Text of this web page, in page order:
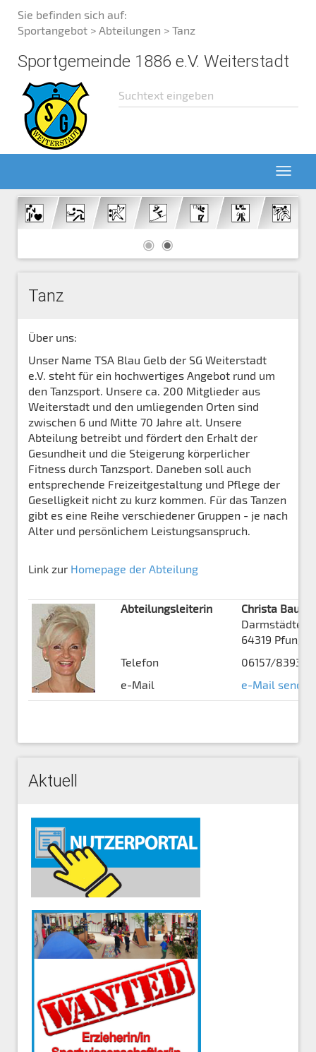
Sie befinden sich auf:
Sportangebot > Abteilungen > Tanz
Sportgemeinde 1886 e.V. Weiterstadt
Tanz
Über uns:
Unser Name TSA Blau Gelb der SG Weiterstadt
e.V. steht für ein hochwertiges Angebot rund um
den Tanzsport. Unsere ca. 200 Mitglieder aus
Weiterstadt und den umliegenden Orten sind
zwischen 6 und Mitte 70 Jahre alt. Unsere
Abteilung betreibt und fördert den Erhalt der
Gesundheit und die Steigerung körperlicher
Fitness durch Tanzsport. Daneben soll auch
entsprechende Freizeitgestaltung und Pflege der
Geselligkeit nicht zu kurz kommen. Für das Tanzen
gibt es eine Reihe verschiedener Gruppen - je nach
Alter und persönlichem Leistungsanspruch.
Link zur Homepage der Abteilung
Abteilungsleiterin
Telefon
e-Mail
Christa Bauer
Darmstädter
64319
06157/83930
e-Mail senden
Aktuell